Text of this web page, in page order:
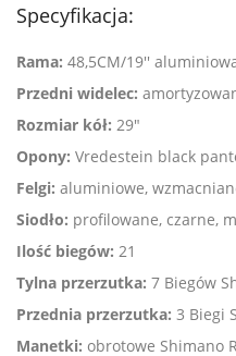
Specyfikacja:
Rama: 48,5CM/19''
Przedni widelec:
Rozmiar kół: 29"
Opony: Vredestein black
Felgi: aluminiowe,
Siodło: profilowane, czarne,
Ilość biegów: 21
Tylna przerzutka: 7 Biegów
Przednia przerzutka: 3 Biegi
Manetki: obrotowe Shimano